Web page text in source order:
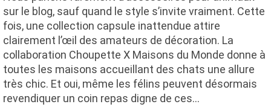
sur le blog, sauf quand le style s’invite vraiment. Cette
fois, une collection capsule inattendue attire
clairement l’œil des amateurs de décoration. La
collaboration Choupette X Maisons du Monde donne à
toutes les maisons accueillant des chats une allure
très chic. Et oui, même les félins peuvent désormais
revendiquer un coin repas digne de ces…